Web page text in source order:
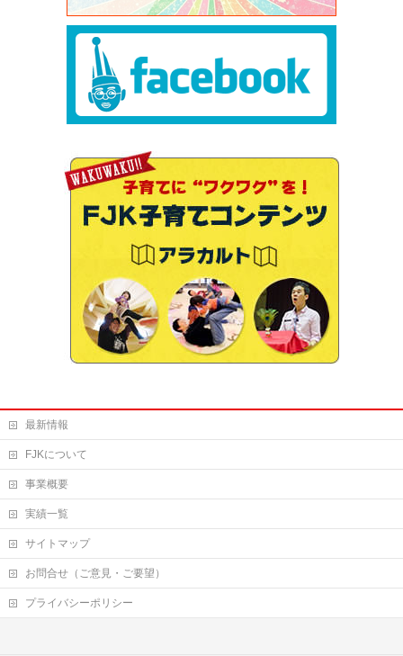
最新情報
FJKについて
事業概要
実績一覧
サイトマップ
お問合せ（ご意見・ご要望）
プライバシーポリシー